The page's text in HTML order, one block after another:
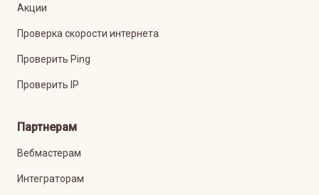
Акции
Проверка скорости интернета
Проверить Ping
Проверить IP
Партнерам
Вебмастерам
Интеграторам